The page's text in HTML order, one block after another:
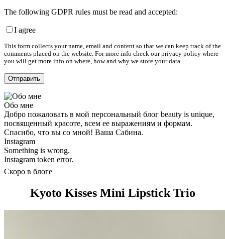
The following GDPR rules must be read and accepted:
I agree
This form collects your name, email and content so that we can keep track of the
comments placed on the website. For more info check our privacy policy where
you will get more info on where, how and why we store your data.
Обо мне
Добро пожаловать в мой персональный блог beauty is unique,
посвященный красоте, всем ее выражениям и формам.
Спасибо, что вы со мной! Ваша Сабина.
Instagram
Something is wrong.
Instagram token error.
Скоро в блоге
Kyoto Kisses Mini Lipstick Trio